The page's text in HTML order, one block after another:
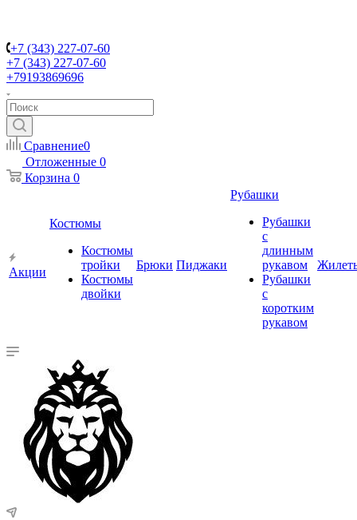
+7 (343) 227-07-60
+7 (343) 227-07-60
+79193869696
Сравнение0
Отложенные 0
Корзина 0
Акции
Костюмы
Костюмы
тройки
Костюмы
двойки
Брюки Пиджаки
Рубашки
Рубашки
с
длинным
рукавом
Рубашки
с
коротким
рукавом